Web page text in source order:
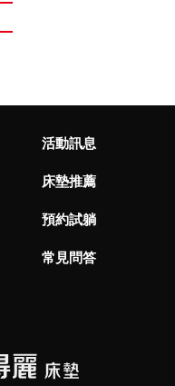
活動訊息
床墊推薦
預約試躺
常見問答